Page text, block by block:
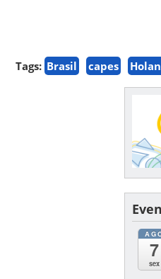
Tags: Brasil capes
7
sex